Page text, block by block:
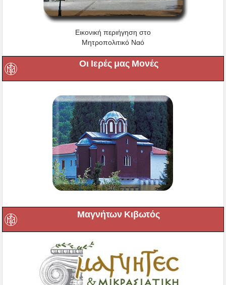
Εικονική περιήγηση στο
Μητροπολιτικό Ναό
Οι Ιερές μας Μονές
Μαγνήτων Κιβωτός